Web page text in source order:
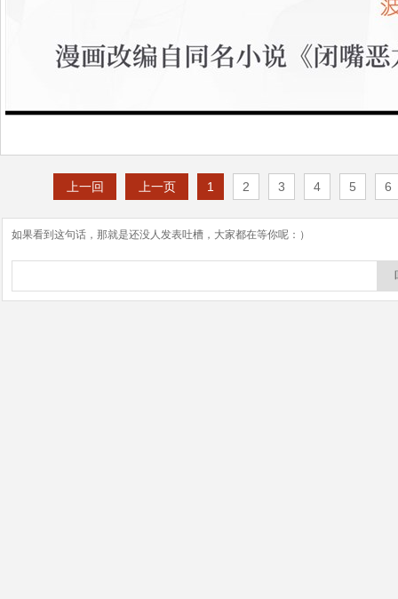
上一回 上一页 1 2 3 4 5 6
如果看到这句话，那就是还没人发表吐槽，大家都在等你呢：）